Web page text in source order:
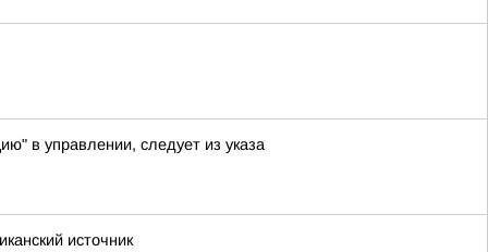
в управлении, следует из указа
источник